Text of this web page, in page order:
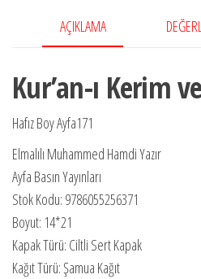
AÇIKLAMA
Kur’an-ı Kerim
Hafız Boy Ayfa171
Elmalılı Muhammed Hamdi Yazır
Ayfa Basın Yayınları
Stok Kodu: 9786055256371
Boyut: 14*21
Kapak Türü: Ciltli Sert Kapak
Kağıt Türü: Şamua Kağıt